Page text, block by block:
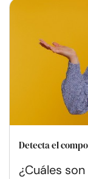
Detecta el
¿Cuáles